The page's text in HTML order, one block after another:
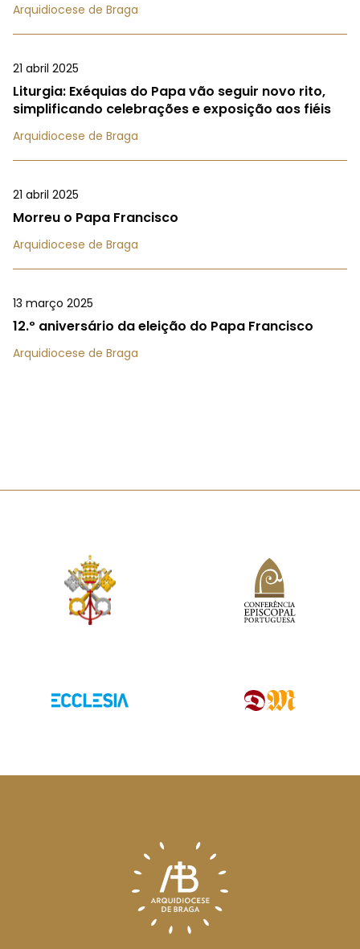
Arquidiocese de Braga
21 abril 2025
Liturgia: Exéquias do Papa vão seguir novo rito,
simplificando celebrações e exposição aos fiéis
Arquidiocese de Braga
21 abril 2025
Morreu o Papa Francisco
Arquidiocese de Braga
13 março 2025
12.º aniversário da eleição do Papa Francisco
Arquidiocese de Braga